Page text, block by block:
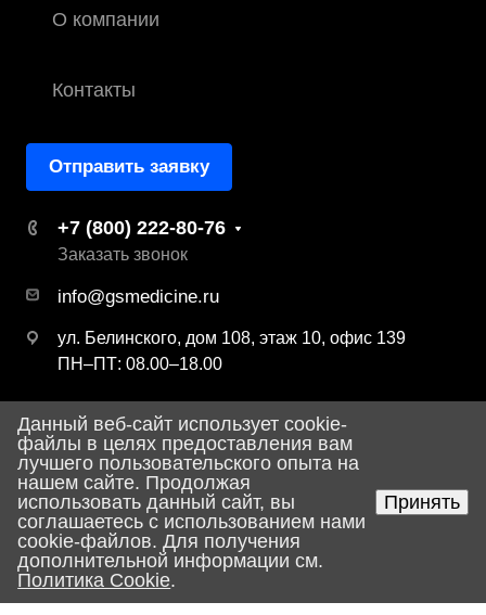
О компании
Контакты
Отправить заявку
+7 (800) 222-80-76
Заказать звонок
info@gsmedicine.ru
ул. Белинского, дом 108, этаж 10, офис 139
ПН–ПТ: 08.00–18.00
© 2026 ООО «ДЖИ ЭС Медицина»
Политика конфиденциальности
Разработка сайта
Главная Поиск Корзина
Данный веб-сайт использует cookie-
файлы в целях предоставления вам
лучшего пользовательского опыта на
нашем сайте. Продолжая
использовать данный сайт, вы
соглашаетесь с использованием нами
cookie-файлов. Для получения
дополнительной информации см.
Политика Cookie.
Принять